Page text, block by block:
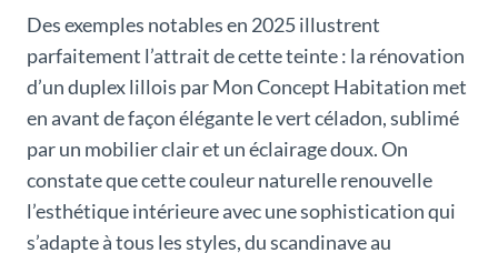
Des exemples notables en 2025 illustrent
parfaitement l’attrait de cette teinte : la rénovation
d’un duplex lillois par Mon Concept Habitation met
en avant de façon élégante le vert céladon, sublimé
par un mobilier clair et un éclairage doux. On
constate que cette couleur naturelle renouvelle
l’esthétique intérieure avec une sophistication qui
s’adapte à tous les styles, du scandinave au